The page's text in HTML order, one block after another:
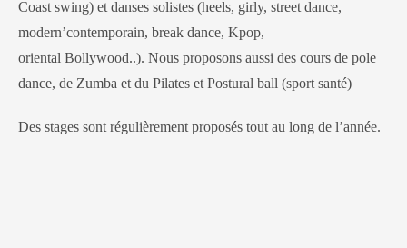
Coast swing) et danses solistes (heels, girly, street dance,
modern’contemporain, break dance, Kpop,
oriental Bollywood..). Nous proposons aussi des cours de pole
dance, de Zumba et du Pilates et Postural ball (sport santé)
Des stages sont régulièrement proposés tout au long de l’année.